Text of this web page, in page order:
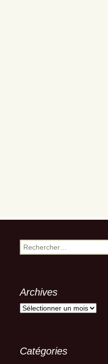
Rechercher :
Archives
Archives
Catégories